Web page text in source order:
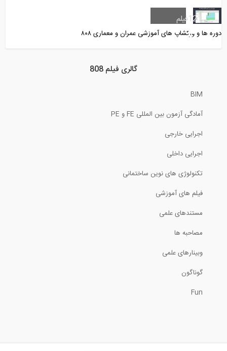
آنالیز خرپا به روش مفصل (ترجمه و دوبله...
روش گام به گام ساخت سازه‌های بنایی با...
14:07
52:32
دوره ها و ورکشاپ های آموزشی عمران و معماری ۸۰۸
121فیلم
گالری فیلم 808
BIM
آمادگی آزمون بین المللی FE و PE
اجرایی خارجی
اجرایی داخلی
تکنولوژی های نوین ساختمانی
فیلم های آموزشی
مستندهای علمی
مصاحبه ها
وبینارهای علمی
گوناگون
Fun